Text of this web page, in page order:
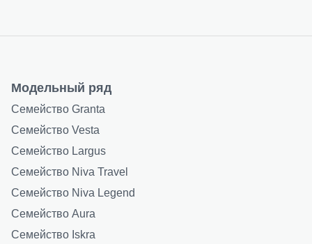
Модельный ряд
Семейство Granta
Семейство Vesta
Семейство Largus
Семейство Niva Travel
Семейство Niva Legend
Семейство Aura
Семейство Iskra